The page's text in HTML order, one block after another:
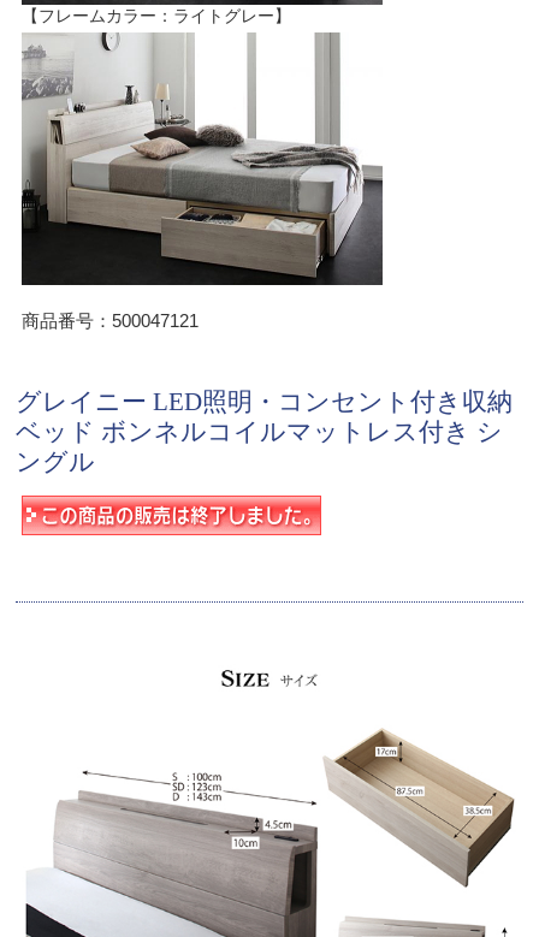
【フレームカラー：ライトグレー】
商品番号：500047121
グレイニー LED照明・コンセント付き収納
ベッド ボンネルコイルマットレス付き シ
ングル